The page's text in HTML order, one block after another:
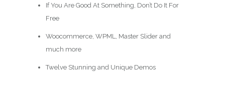
If You Are Good At Something, Don’t Do It For
Free
Woocommerce, WPML, Master Slider and
much more
Twelve Stunning and Unique Demos